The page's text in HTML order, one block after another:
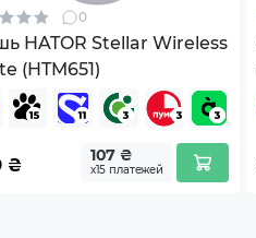
без уведомления.
0
HATOR Stellar Wireless
(HTM651)
₴ 107 ₴
х15 платежей